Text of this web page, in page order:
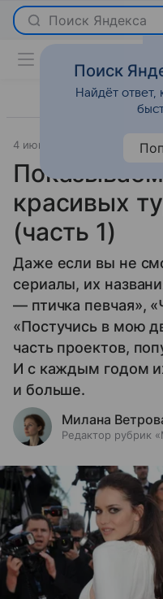
Поиск Яндекса
4 июня 2026
красивых
(часть 1)
Даже если вы не
сериалы, их
— птичка певчая»,
«Постучись в мою
часть проектов,
И с каждым годом
и больше.
Милана
Редактор рубрик
Поиск
Найдёт ответ,